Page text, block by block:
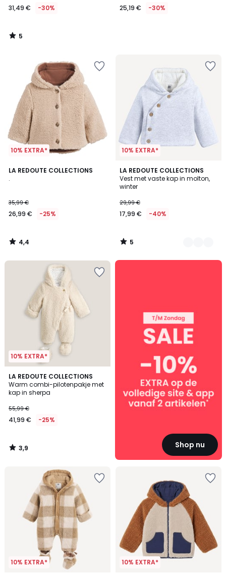
In
van
44,99
toegepast.
31,49 € -30%
5
/
25,19 € -30%
10% EXTRA*
LA REDOUTE COLLECTIONS
.
35,99 €
26,99 € -25%
4,4
4,4
/
10% EXTRA*
LA REDOUTE COLLECTIONS
Vest met vaste kap in molton,
winter
29,99 €
17,99 € -40%
5
/
5
2
Kleuren
5
/
10% EXTRA*
LA REDOUTE COLLECTIONS
Warm combi-pilotenpakje met
kap in sherpa
55,99 €
41,99 € -25%
3,9
/ 5
3,9
/
Shop nu
SALE
artikelen*
10% EXTRA* 10% EXTRA*